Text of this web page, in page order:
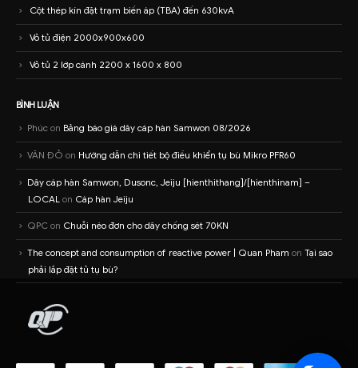
Cột thép kín đặt trạm biến áp (TBA) đến 630kvA
Vỏ tủ điện 2000x900x600
Vỏ tủ 2 lớp cánh 2200 x 1600 x 800
BÌNH LUẬN
Phúc on Bảng báo giá dây cáp hàn Samwon 08/2026
VĂN ĐỎ on Hướng dẫn chi tiết bộ điều khiển tụ bù Mikro PFR60
Dây cáp hàn Samwon, Dusonc, Jeiju [hienthithang]/[hienthinam] –
LOCAL on Cáp hàn Jeiju
QPC on Chuỗi néo đơn cho dây chống sét 70KN
The concept and consumption of reactive power | Quan Pham on Tại sao
phải lắp đặt tủ tụ bù?